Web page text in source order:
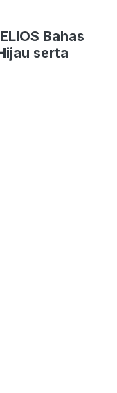
Bahas
serta